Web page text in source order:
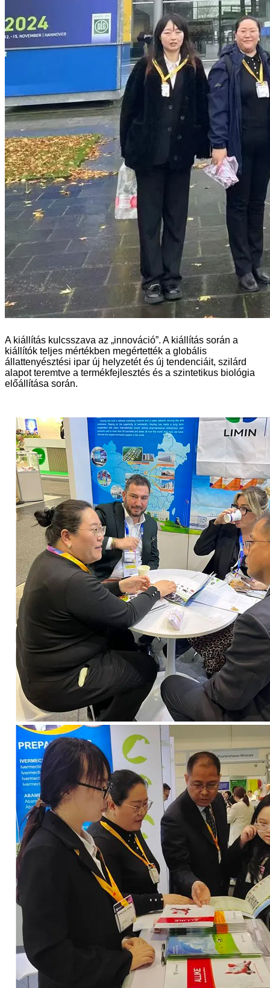
A kiállítás kulcsszava az „innováció”. A kiállítás során a
kiállítók teljes mértékben megértették a globális
állattenyésztési ipar új helyzetét és új tendenciáit, szilárd
alapot teremtve a termékfejlesztés és a szintetikus biológia
előállítása során.